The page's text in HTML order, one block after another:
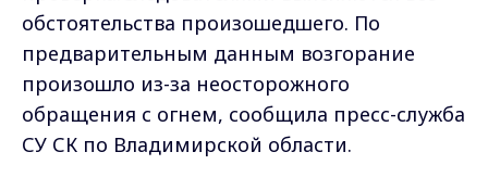
обстоятельства произошедшего. По
предварительным данным возгорание
произошло из-за неосторожного
обращения с огнем, сообщила пресс-служба
СУ СК по Владимирской области.